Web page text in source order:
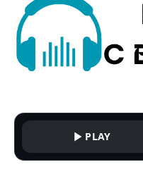
PLAY